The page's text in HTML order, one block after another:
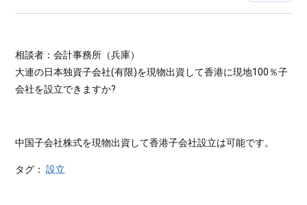
相談者：会計事務所（兵庫）
大連の日本独資子会社(有限)を現物出資して香港に現地100％子
会社を設立できますか?
中国子会社株式を現物出資して香港子会社設立は可能です。
タグ：設立